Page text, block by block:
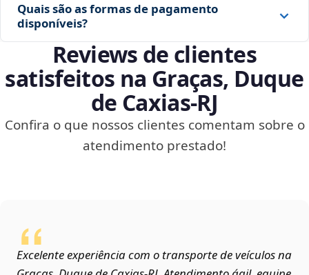
Quais são as formas de pagamento
disponíveis?
Reviews de clientes
satisfeitos na Graças, Duque
de Caxias‑RJ
Confira o que nossos clientes comentam sobre o
atendimento prestado!
Excelente experiência com o transporte de veículos na